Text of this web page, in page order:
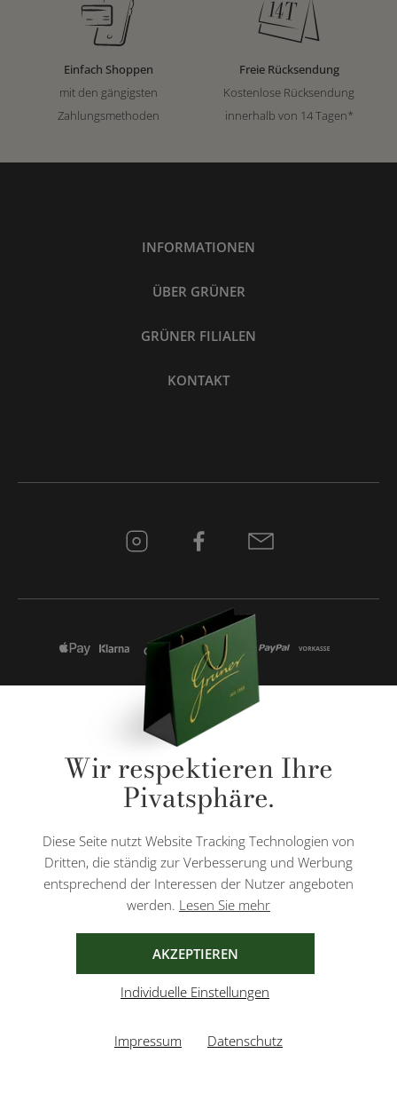
Einfach Shoppen
mit den gängigsten
Zahlungsmethoden
Freie Rücksendung
Kostenlose Rücksendung
innerhalb von 14 Tagen*
INFORMATIONEN
ÜBER GRÜNER
GRÜNER FILIALEN
KONTAKT
* Alle Preise inkl. gesetzl. Mehrwertsteuer zzgl.
Nachnahmegebühren, wenn nicht anders angegeben.
Diese Website ist durch reCAPTCHA geschützt und es gelten die
Wir respektieren Ihre
Pivatsphäre.
Diese Seite nutzt Website Tracking Technologien von
Dritten, die ständig zur Verbesserung und Werbung
entsprechend der Interessen der Nutzer angeboten
werden. Lesen Sie mehr
AKZEPTIEREN
Individuelle Einstellungen
Impressum Datenschutz